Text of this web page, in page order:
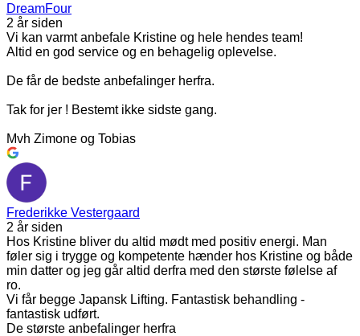
DreamFour
2 år siden
Vi kan varmt anbefale Kristine og hele hendes team!
Altid en god service og en behagelig oplevelse.
De får de bedste anbefalinger herfra.
Tak for jer ! Bestemt ikke sidste gang.
Mvh Zimone og Tobias
Frederikke Vestergaard
2 år siden
Hos Kristine bliver du altid mødt med positiv energi. Man
føler sig i trygge og kompetente hænder hos Kristine og både
min datter og jeg går altid derfra med den største følelse af
ro.
Vi får begge Japansk Lifting. Fantastisk behandling -
fantastisk udført.
De største anbefalinger herfra